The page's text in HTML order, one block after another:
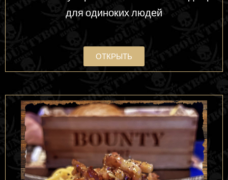
для одиноких людей
ОТКРЫТЬ